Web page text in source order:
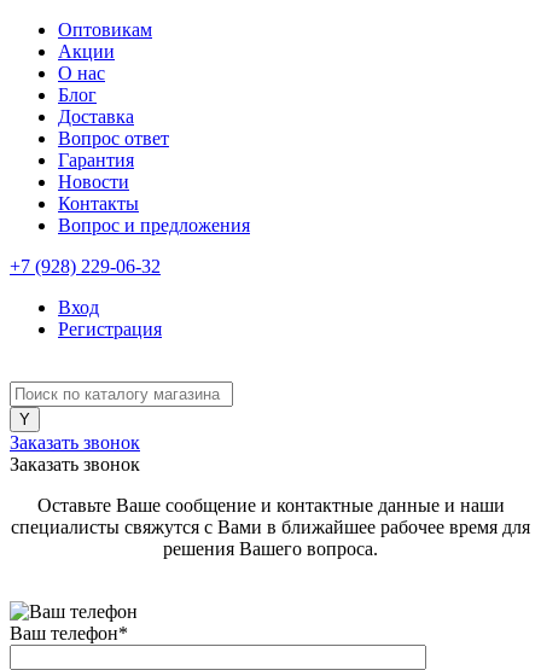
Оптовикам
Акции
О нас
Блог
Доставка
Вопрос ответ
Гарантия
Новости
Контакты
Вопрос и предложения
+7 (928) 229-06-32
Вход
Регистрация
Заказать звонок
Заказать звонок
Оставьте Ваше сообщение и контактные данные и наши
специалисты свяжутся с Вами в ближайшее рабочее время для
решения Вашего вопроса.
Ваш телефон*